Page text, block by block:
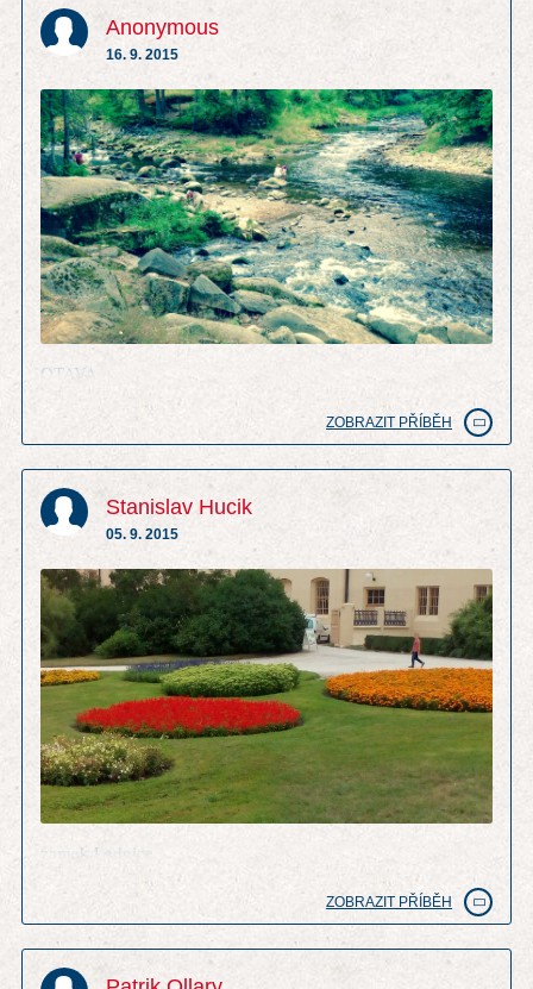
Anonymous
16. 9. 2015
OTAVA
ZOBRAZIT PŘÍBĚH
Stanislav Hucik
05. 9. 2015
zamek Lednice
ZOBRAZIT PŘÍBĚH